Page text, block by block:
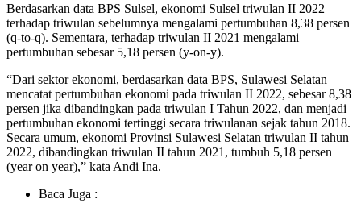
Berdasarkan data BPS Sulsel, ekonomi Sulsel triwulan II 2022
terhadap triwulan sebelumnya mengalami pertumbuhan 8,38 persen
(q-to-q). Sementara, terhadap triwulan II 2021 mengalami
pertumbuhan sebesar 5,18 persen (y-on-y).
“Dari sektor ekonomi, berdasarkan data BPS, Sulawesi Selatan
mencatat pertumbuhan ekonomi pada triwulan II 2022, sebesar 8,38
persen jika dibandingkan pada triwulan I Tahun 2022, dan menjadi
pertumbuhan ekonomi tertinggi secara triwulanan sejak tahun 2018.
Secara umum, ekonomi Provinsi Sulawesi Selatan triwulan II tahun
2022, dibandingkan triwulan II tahun 2021, tumbuh 5,18 persen
(year on year),” kata Andi Ina.
Baca Juga :